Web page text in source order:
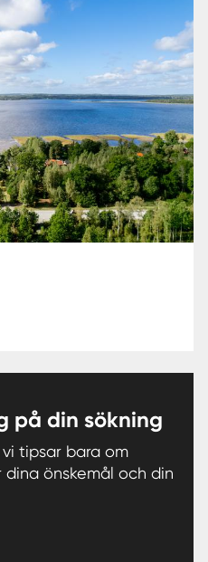
på din sökning
tipsar bara om
önskemål och din